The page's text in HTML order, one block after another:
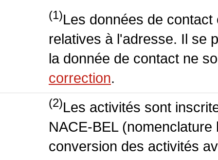
(1)Les données de
relatives à l'adresse. Il se
la donnée de contact ne
correction.
(2)Les activités sont
NACE-BEL
conversion des activités